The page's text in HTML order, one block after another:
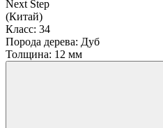
Next Step
(Китай)
Класс: 34
Порода дерева: Дуб
Толщина: 12 мм